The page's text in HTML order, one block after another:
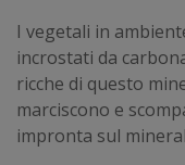
I vegetali in
incrostati da
ricche di questo
marciscono e
impronta sul